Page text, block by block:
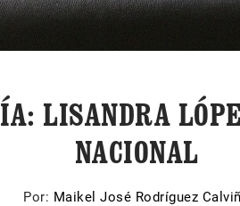
LISANDRA
NACIONAL
Por: Maikel José Rodríguez